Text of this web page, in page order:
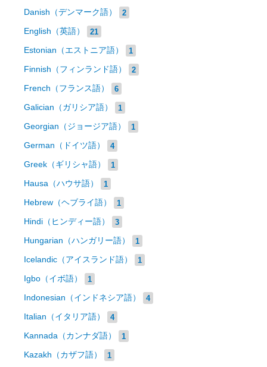
Danish（デンマーク語） 2
English（英語） 21
Estonian（エストニア語） 1
Finnish（フィンランド語） 2
French（フランス語） 6
Galician（ガリシア語） 1
Georgian（ジョージア語） 1
German（ドイツ語） 4
Greek（ギリシャ語） 1
Hausa（ハウサ語） 1
Hebrew（ヘブライ語） 1
Hindi（ヒンディー語） 3
Hungarian（ハンガリー語） 1
Icelandic（アイスランド語） 1
Igbo（イボ語） 1
Indonesian（インドネシア語） 4
Italian（イタリア語） 4
Kannada（カンナダ語） 1
Kazakh（カザフ語） 1